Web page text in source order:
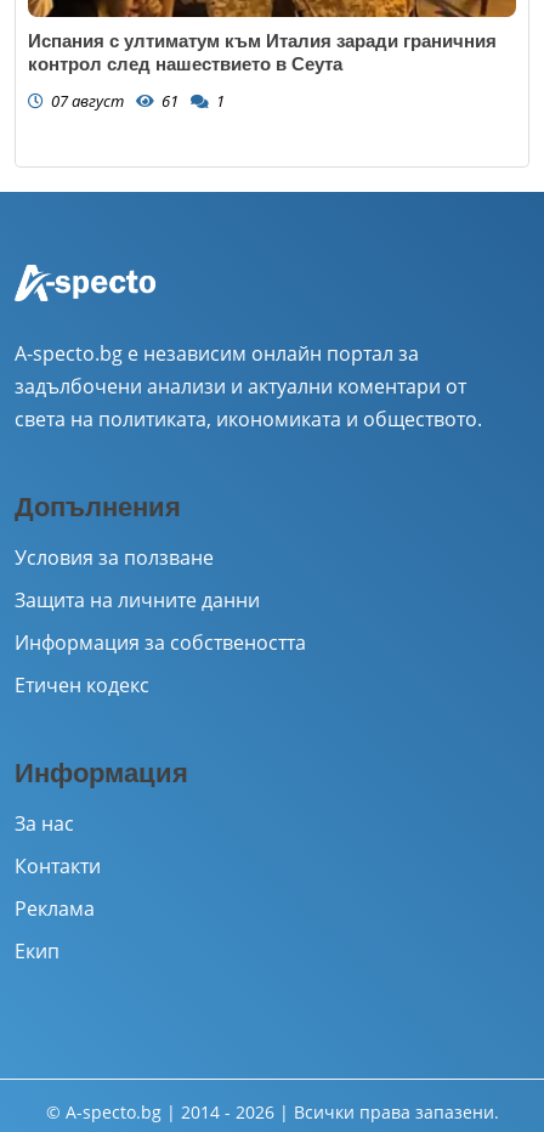
Испания с ултиматум към Италия заради граничния
контрол след нашествието в Сеута
07 август 61 1
A-specto.bg е независим онлайн портал за
задълбочени анализи и актуални коментари от
света на политиката, икономиката и обществото.
Допълнения
Условия за ползване
Защита на личните данни
Информация за собствеността
Етичен кодекс
Информация
За нас
Контакти
Реклама
Екип
© A-specto.bg | 2014 - 2026 | Всички права запазени.